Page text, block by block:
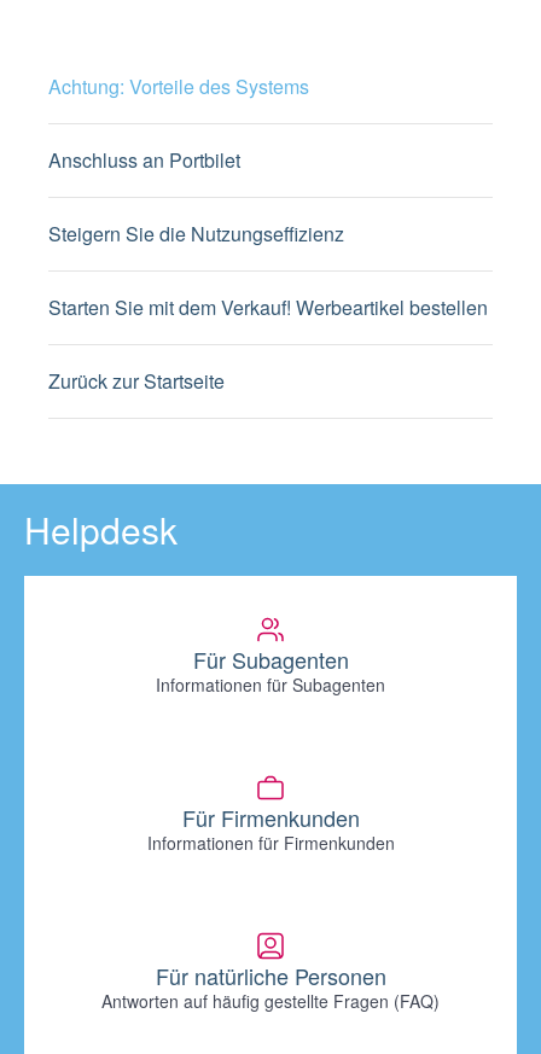
Achtung: Vorteile des Systems
Anschluss an Portbilet
Steigern Sie die Nutzungseffizienz
Starten Sie mit dem Verkauf! Werbeartikel bestellen
Zurück zur Startseite
Helpdesk
Für Subagenten
Informationen für Subagenten
Für Firmenkunden
Informationen für Firmenkunden
Für natürliche Personen
Antworten auf häufig gestellte Fragen (FAQ)